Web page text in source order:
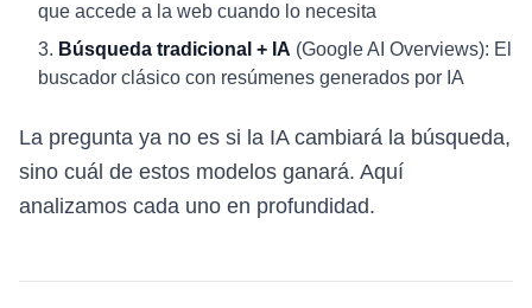
que accede a la web cuando lo necesita
Búsqueda tradicional + IA (Google AI Overviews): El
buscador clásico con resúmenes generados por IA
La pregunta ya no es si la IA cambiará la búsqueda,
sino cuál de estos modelos ganará. Aquí
analizamos cada uno en profundidad.